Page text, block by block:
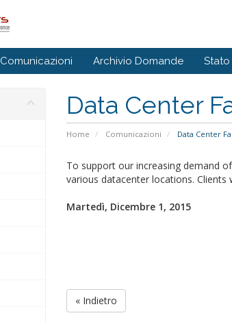
Comunicazioni Archivio Domande
Data Center
Home Comunicazioni Data Center
To support our increasing demand
various datacenter locations.
Martedì, Dicembre 1, 2015
« Indietro